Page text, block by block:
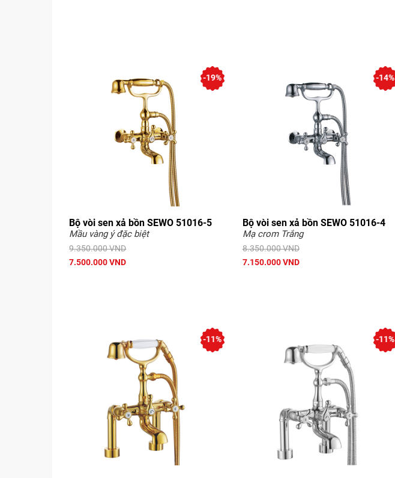
Bộ vòi sen xả bồn SEWO 51016-5
Mầu vàng ý đặc biệt
9.350.000 VND
7.500.000 VND
-19%
Bộ vòi sen xả bồn SEWO 51016-4
Mạ crom Trắng
8.350.000 VND
7.150.000 VND
-14%
-11% -11%